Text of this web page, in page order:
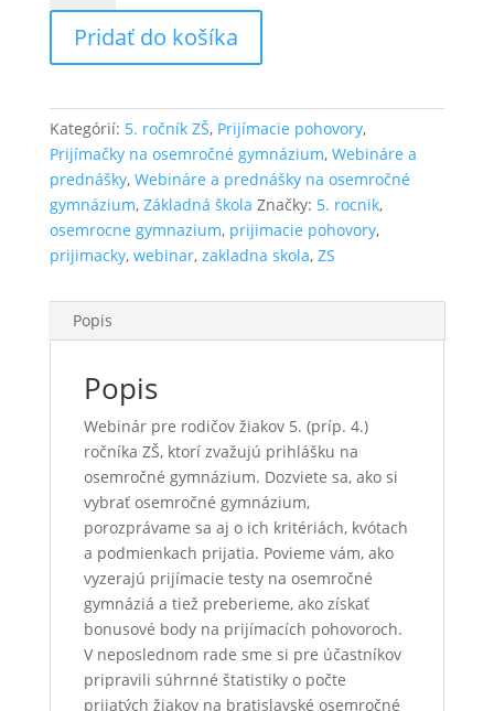
Chystáme
na
gymnázium
8.12.2026
Pridať do košíka
Kategórií: 5. ročník ZŠ, Prijímacie pohovory,
Prijímačky na osemročné gymnázium, Webináre a
prednášky, Webináre a prednášky na osemročné
gymnázium, Základná škola Značky: 5. rocnik,
osemrocne gymnazium, prijimacie pohovory,
prijimacky, webinar, zakladna skola, ZS
Popis
Popis
Webinár pre rodičov žiakov 5. (príp. 4.)
ročníka ZŠ, ktorí zvažujú prihlášku na
osemročné gymnázium. Dozviete sa, ako si
vybrať osemročné gymnázium,
porozprávame sa aj o ich kritériách, kvótach
a podmienkach prijatia. Povieme vám, ako
vyzerajú prijímacie testy na osemročné
gymnáziá a tiež preberieme, ako získať
bonusové body na prijímacích pohovoroch.
V neposlednom rade sme si pre účastníkov
pripravili súhrnné štatistiky o počte
prijatých žiakov na bratislavské osemročné